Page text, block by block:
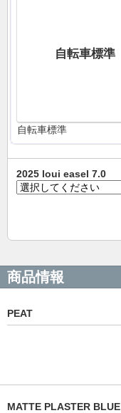
自転車標準
自転車標準
2025 loui easel 7.0
商品情報
PEAT
MATTE PLASTER BLUE